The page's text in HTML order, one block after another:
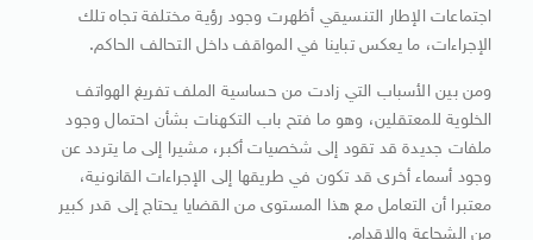
اجتماعات الإطار التنسيقي أظهرت وجود رؤية مختلفة تجاه تلك
الإجراءات، ما يعكس تباينا في المواقف داخل التحالف الحاكم.
ومن بين الأسباب التي زادت من حساسية الملف تفريغ الهواتف
الخلوية للمعتقلين، وهو ما فتح باب التكهنات بشأن احتمال وجود
ملفات جديدة قد تقود إلى شخصيات أكبر، مشيرا إلى ما يتردد عن
وجود أسماء أخرى قد تكون في طريقها إلى الإجراءات القانونية،
معتبرا أن التعامل مع هذا المستوى من القضايا يحتاج إلى قدر كبير
من الشجاعة والإقدام.